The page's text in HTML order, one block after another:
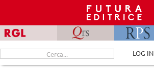
content
Cerca
per:
LOG IN